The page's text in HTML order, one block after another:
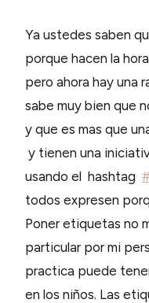
Ya ustedes saben
porque hacen la
pero ahora hay una
sabe muy bien que
y que es mas que
y tienen una
usando el hashtag
todos expresen
Poner etiquetas no
particular por mi
practica puede
en los niños. Las